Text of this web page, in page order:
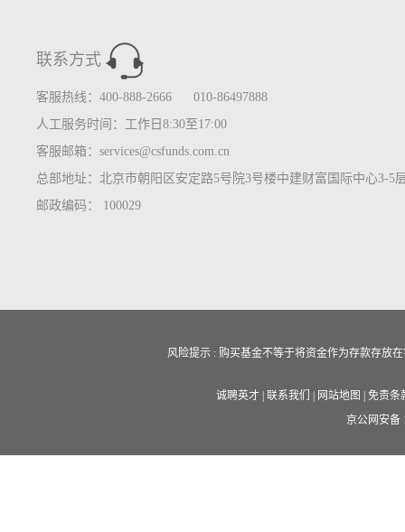
联系方式
客服热线：400-888-2666 010-86497888
人工服务时间：工作日8:30至17:00
客服邮箱：services@csfunds.com.cn
总部地址：北京市朝阳区安定路5号院3号楼中建财富国际中心3-5
邮政编码： 100029
风险提示 : 购买基金不等于将资金作为存款存放
诚聘英才 联系我们 网站地图
免责条
京公网安备